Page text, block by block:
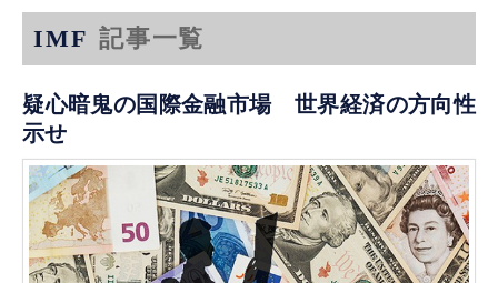
IMF 記事一覧
疑心暗鬼の国際金融市場 世界経済の方向性
示せ